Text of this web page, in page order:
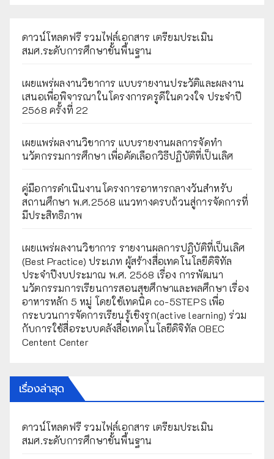
ดาวน์โหลดฟรี รวมไฟล์เอกสาร เตรียมประเมิน
สมศ.ระดับการศึกษาขั้นพื้นฐาน
เผยแพร่ผลงานวิชาการ แบบรายงานประวัติและผลงาน
เสนอเพื่อพิจารณาในโครงการครูดีในดวงใจ ประจำปี
2568 ครั้งที่ 22
เผยแพร่ผลงานวิชาการ แบบรายงานผลการจัดทำ
นวัตกรรมการศึกษา เพื่อคัดเลือกวิธีปฏิบัติที่เป็นเลิศ
คู่มือการดำเนินงานโครงการอาหารกลางวันสำหรับ
สถานศึกษา พ.ศ.2568 แนวทางครบถ้วนสู่การจัดการที่
มีประสิทธิภาพ
เผยเเพร่ผลงานวิชาการ รายงานผลการปฏิบัติที่เป็นเลิศ
(Best Practice) ประเภท ผู้สร้างสื่อเทคโนโลยีดิจิทัล
ประจำปีงบประมาณ พ.ศ. 2568 เรื่อง การพัฒนา
นวัตกรรมการเรียนการสอนสุขศึกษาและพลศึกษา เรื่อง
อาหารหลัก 5 หมู่ โดยใช้เทคนิค co-5STEPS เพื่อ
กระบวนการจัดการเรียนรู้เชิงรุก(active learning) ร่วม
กับการใช้สื่อระบบคลังสื่อเทคโนโลยีดิจิทัล OBEC
Centent Center
เรื่องล่าสุด
ดาวน์โหลดฟรี รวมไฟล์เอกสาร เตรียมประเมิน
สมศ.ระดับการศึกษาขั้นพื้นฐาน